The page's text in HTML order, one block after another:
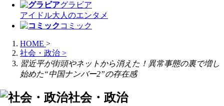
グラビア
アイドル大人のエンタメ
コミック
HOME >
社会・政治 >
習近平が街頭やネットから消えた！異常事態の裏で増し
始めた“中国ナンバー2”の存在感
社会・政治